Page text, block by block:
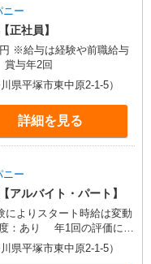
ー
正社員】
与
賞与年2回
県平塚市東中原2-1-5）
詳細を見る
ー
アルバイト・パート】
：あり 年1回の評価によ
※アルバイト賞与（寸
年数により金額UP。
県平塚市東中原2-1-5）